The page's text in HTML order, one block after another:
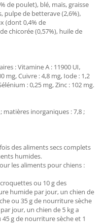
de poulet), blé, maïs, graisse
pulpe de betterave (2,6%),
(dont 0,4% de
chicorée (0,57%), huile de
: Vitamine A : 11900 UI,
mg, Cuivre : 4,8 mg, Iode : 1,2
: 0,25 mg, Zinc : 102 mg.
matières inorganiques : 7,8 ;
des aliments secs complets
humides.
les aliments pour chiens :
ou 10 g des
humide par jour, un chien de
ou 35 g de nourriture sèche
jour, un chien de 5 kg a
g de nourriture sèche et 1